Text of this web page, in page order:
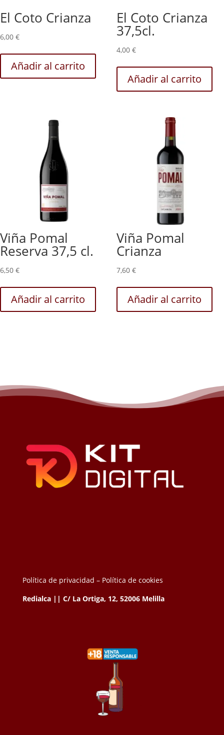
El Coto Crianza
6,00 €
Añadir al carrito
El Coto Crianza
37,5cl.
4,00 €
Añadir al carrito
Viña Pomal
Reserva 37,5 cl.
6,50 €
Añadir al carrito
Viña Pomal
Crianza
7,60 €
Añadir al carrito
Política de privacidad – Política de cookies
Redialca || C/ La Ortiga, 12, 52006 Melilla